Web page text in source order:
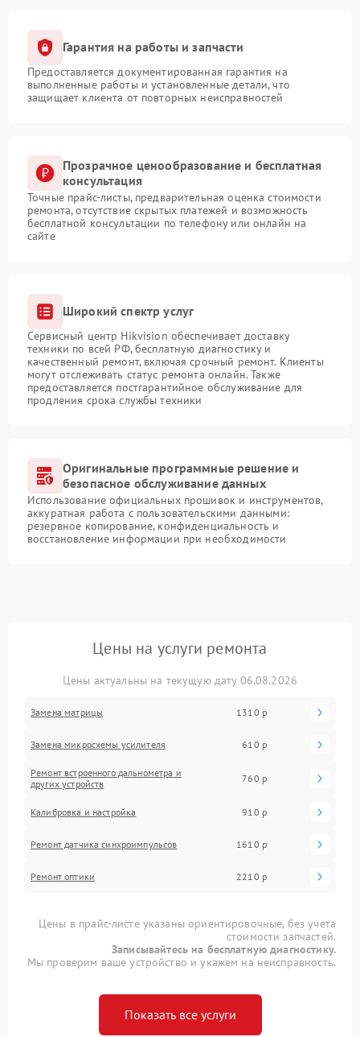
Гарантия на работы и запчасти
Предоставляется документированная гарантия на
выполненные работы и установленные детали, что
защищает клиента от повторных неисправностей
Прозрачное ценообразование и бесплатная
консультация
Точные прайс-листы, предварительная оценка стоимости
ремонта, отсутствие скрытых платежей и возможность
бесплатной консультации по телефону или онлайн на
сайте
Широкий спектр услуг
Сервисный центр Hikvision обеспечивает доставку
техники по всей РФ, бесплатную диагностику и
качественный ремонт, включая срочный ремонт. Клиенты
могут отслеживать статус ремонта онлайн. Также
предоставляется постгарантийное обслуживание для
продления срока службы техники
Оригинальные программные решение и
безопасное обслуживание данных
Использование официальных прошивок и инструментов,
аккуратная работа с пользовательскими данными:
резервное копирование, конфиденциальность и
восстановление информации при необходимости
Цены на услуги ремонта
Цены актуальны на текущую дату 06.08.2026
Замена матрицы 1310 р
Замена микросхемы усилителя 610 р
Ремонт встроенного дальнометра и
других устройств
760 р
Калибровка и настройка 910 р
Ремонт датчика синхроимпульсов 1610 р
Ремонт оптики 2210 р
Цены в прайс-листе указаны ориентировочные, без учета
стоимости запчастей.
Записывайтесь на бесплатную диагностику.
Мы проверим ваше устройство и укажем на неисправность.
Показать все услуги